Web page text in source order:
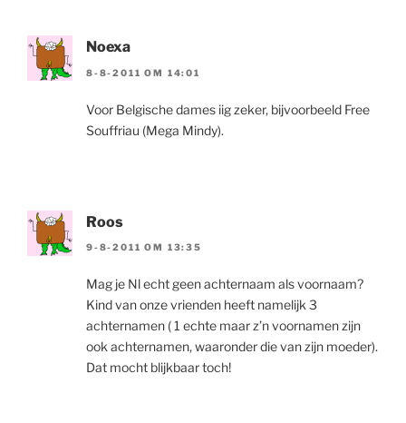
Noexa
8-8-2011 OM 14:01
Voor Belgische dames iig zeker, bijvoorbeeld Free
Souffriau (Mega Mindy).
Roos
9-8-2011 OM 13:35
Mag je Nl echt geen achternaam als voornaam?
Kind van onze vrienden heeft namelijk 3
achternamen ( 1 echte maar z’n voornamen zijn
ook achternamen, waaronder die van zijn moeder).
Dat mocht blijkbaar toch!